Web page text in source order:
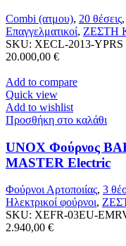
Combi (ατμου), 20 θέσεις,
Επαγγελματικοί, ΖΕΣΤΗ
SKU: XECL-2013-YPRS
20.000,00 €
Add to compare
Quick view
Add to wishlist
Προσθήκη στο καλάθι
UNOX Φούρνος
MASTER Electric
Φούρνοι Αρτοποιίας, 3
Ηλεκτρικοί φούρνοι,
SKU: XEFR-03EU-
2.940,00 €